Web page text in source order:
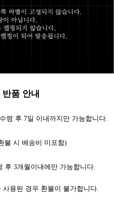
품 안내
령 후 7일 이내까지만 가능합니다.
불 시 배송비 미포함)
후 3개월이내에만 가능합니다.
용된 경우 환불이 불가합니다.